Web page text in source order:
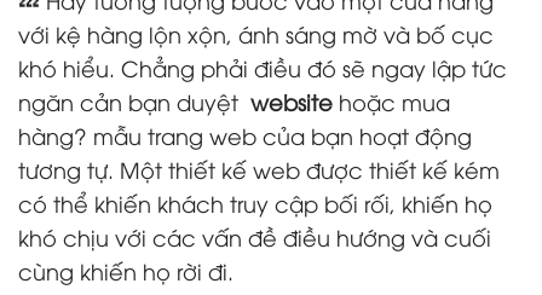
với kệ hàng lộn xộn, ánh sáng mờ và bố cục
khó hiểu. Chẳng phải điều đó sẽ ngay lập tức
ngăn cản bạn duyệt website hoặc mua
hàng? mẫu trang web của bạn hoạt động
tương tự. Một thiết kế web được thiết kế kém
có thể khiến khách truy cập bối rối, khiến họ
khó chịu với các vấn đề điều hướng và cuối
cùng khiến họ rời đi.